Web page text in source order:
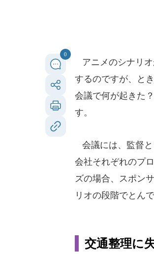
0
アニメのシナリ
するのですが、と
会議で何が起きた
す。
会議には、監督
会社それぞれのプ
ズの場合、スポン
リオの段階でとん
交通整理に